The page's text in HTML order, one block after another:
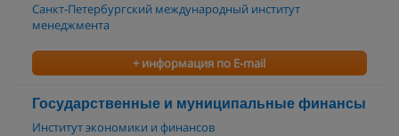
Санкт-Петербургский международный институт
менеджмента
+ информация по E-mail
Государственные и муниципальные финансы
Институт экономики и финансов